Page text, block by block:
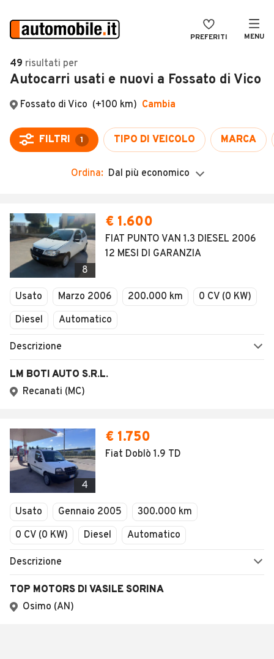
PREFERITI MENU
Auto
Auto usate
Auto Km 0
Auto Nuove
Noleggio a lungo termine
Moto
Camper
Veicoli Commerciali
Concessionari
VENDI
MAGAZINE
ACCEDI
49 risultati per
Autocarri usati e nuovi a Fossato di Vico
Fossato di Vico (+100 km) Cambia
FILTRI 1 TIPO DI VEICOLO MARCA
Ordina: Dal più economico